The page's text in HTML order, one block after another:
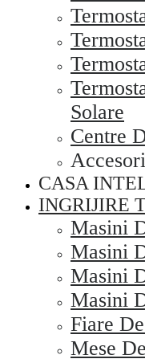
Solare
Centre
CASA
INGRIJIRE
Masini
Masini
Masini
Masini
Fiare
Mese